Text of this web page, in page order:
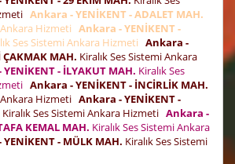
Ankara - YENİKENT - ADALET MAH.
Ankara Hizmeti Ankara - YENİKENT -
Ses Sistemi Ankara Hizmeti Ankara -
ÇAKMAK MAH. Kiralık Ses Sistemi Ankara
- İLYAKUT MAH. Kiralık Ses
Ankara - YENİKENT - İNCİRLİK MAH.
Ankara Hizmeti Ankara - YENİKENT -
Kiralık Ses Sistemi Ankara Hizmeti Ankara -
KEMAL MAH. Kiralık Ses Sistemi Ankara
- MÜLK MAH. Kiralık Ses Sistemi